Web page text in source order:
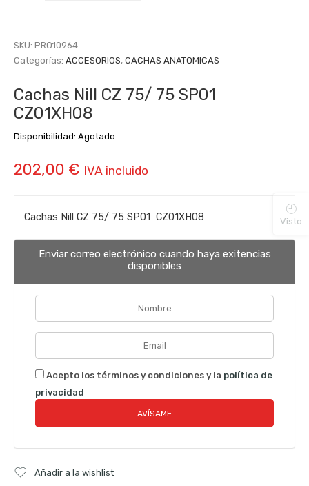
SKU: PRO10964
Categorías: ACCESORIOS, CACHAS ANATOMICAS
Cachas Nill CZ 75/ 75 SP01
CZ01XH08
Disponibilidad: Agotado
202,00 € IVA incluido
Cachas Nill CZ 75/ 75 SP01 CZ01XH08
Enviar correo electrónico cuando haya exitencias
disponibles
Acepto los términos y condiciones y la política de
privacidad
Añadir a la wishlist
Visto